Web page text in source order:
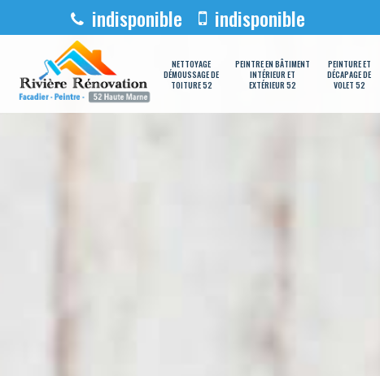
indisponible indisponible
NETTOYAGE
DÉMOUSSAGE DE
TOITURE 52
PEINTRE EN BÂTIMENT
INTÉRIEUR ET
EXTÉRIEUR 52
PEINTURE ET
DÉCAPAGE DE
VOLET 52